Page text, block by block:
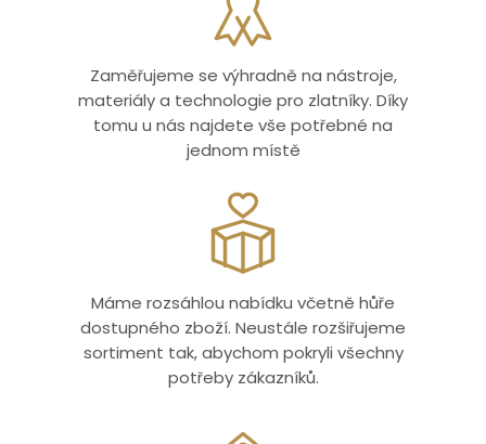
Zaměřujeme se výhradně na nástroje,
materiály a technologie pro zlatníky. Díky
tomu u nás najdete vše potřebné na
jednom místě
Máme rozsáhlou nabídku včetně hůře
dostupného zboží. Neustále rozšiřujeme
sortiment tak, abychom pokryli všechny
potřeby zákazníků.